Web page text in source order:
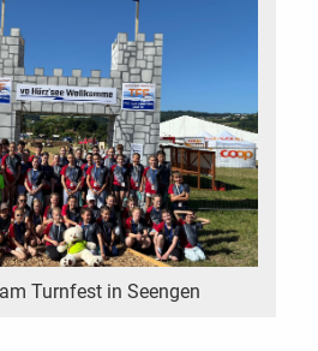
Turnfest in Seengen